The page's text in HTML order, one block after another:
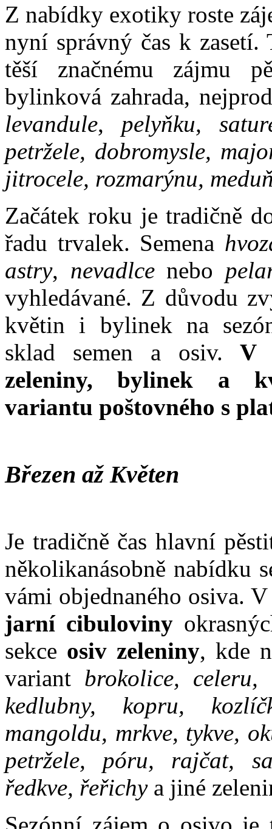
Z nabídky exotiky roste
nyní správný čas k zasetí.
těší značnému zájmu
bylinková zahrada,
levandule, pelyňku,
petržele, dobromysle,
jitrocele, rozmarýnu,
Začátek roku je tradičně
řadu trvalek. Semena
astry, nevadlcenebo
vyhledávané. Z důvodu
květin i bylinek na
sklad semen a osiv. V
zeleniny, bylinek a
variantu poštovného s
Březen až Květen
Je tradičně čas hlavní
několikanásobně nabídku
vámi objednaného osiva.
jarní cibuloviny
sekce osiv zeleniny, kde
variant brokolice, celeru,
kedlubny, kopru,
mangoldu, mrkve, tykve,
petržele, póru, rajčat,
ředkve, řeřichya jiné